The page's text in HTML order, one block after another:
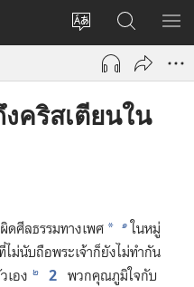
เปลี่ยน
ภาษา
เข้า
(เปิด
หน้าต่าง
ใหม่)
ค้นหา
ใน
JW.ORG
แส
คริสเตียนใน
ด​ศีลธรรม​ทาง​เพศ * ๑ ใน​หมู่​
นับถือ​พระเจ้า​ก็​ยัง​ไม่​ทำ​กัน
เอง ๒ 2 พวก​คุณ​ภูมิ​ใจ​กับ​